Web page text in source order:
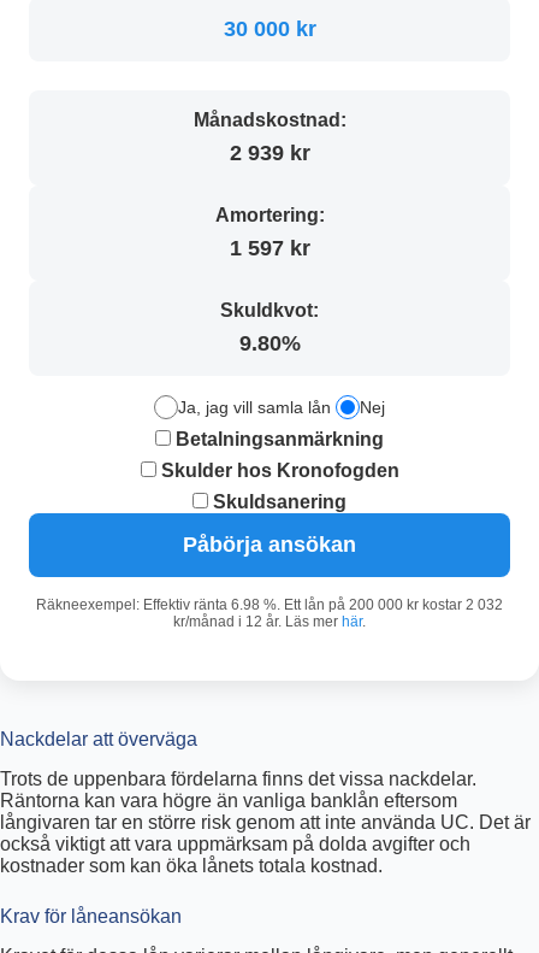
30 000 kr
Månadskostnad:
2 939 kr
Amortering:
1 597 kr
Skuldkvot:
9.80%
Ja, jag vill samla lån Nej
Betalningsanmärkning
Skulder hos Kronofogden
Skuldsanering
Påbörja ansökan
Räkneexempel: Effektiv ränta 6.98 %. Ett lån på 200 000 kr kostar 2 032
kr/månad i 12 år. Läs mer här.
Nackdelar att överväga
Trots de uppenbara fördelarna finns det vissa nackdelar.
Räntorna kan vara högre än vanliga banklån eftersom
långivaren tar en större risk genom att inte använda UC. Det är
också viktigt att vara uppmärksam på dolda avgifter och
kostnader som kan öka lånets totala kostnad.
Krav för låneansökan